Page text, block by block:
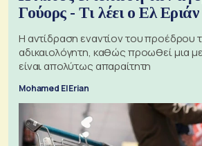
Γούορς - Τι λέει ο Ελ Εριάν
Η αντίδραση εναντίον του προέδρου
αδικαιολόγητη, καθώς προωθεί μια
είναι απολύτως απαραίτητη
Mohamed El Erian